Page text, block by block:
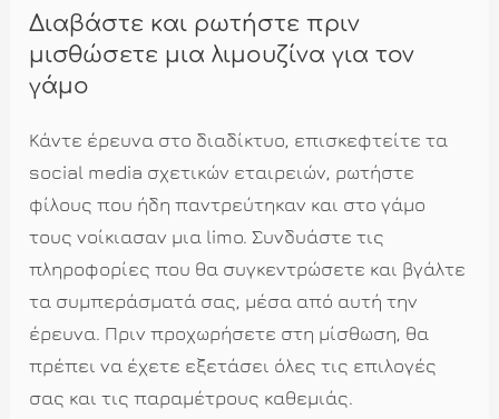
Διαβάστε και ρωτήστε πριν
μισθώσετε μια λιμουζίνα για τον
γάμο
Κάντε έρευνα στο διαδίκτυο, επισκεφτείτε τα
social media σχετικών εταιρειών, ρωτήστε
φίλους που ήδη παντρεύτηκαν και στο γάμο
τους νοίκιασαν μια limo. Συνδυάστε τις
πληροφορίες που θα συγκεντρώσετε και βγάλτε
τα συμπεράσματά σας, μέσα από αυτή την
έρευνα. Πριν προχωρήσετε στη μίσθωση, θα
πρέπει να έχετε εξετάσει όλες τις επιλογές
σας και τις παραμέτρους καθεμιάς.